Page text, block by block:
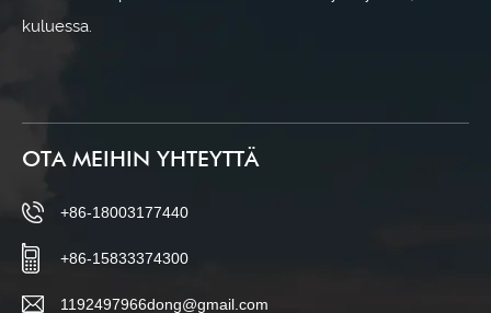
kuluessa.
OTA MEIHIN YHTEYTTÄ
+86-18003177440
+86-15833374300
1192497966dong@gmail.com